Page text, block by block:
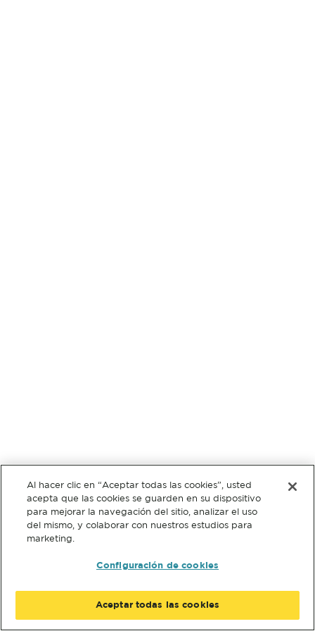
Al hacer clic en “Aceptar todas las cookies”, usted
acepta que las cookies se guarden en su dispositivo
para mejorar la navegación del sitio, analizar el uso
del mismo, y colaborar con nuestros estudios para
marketing.
Configuración de cookies
Aceptar todas las cookies